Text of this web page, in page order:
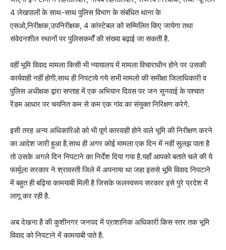
4 लेखपालों के साथ-साथ पुलिस विभाग के संबंधित थाना के
एसओ,निरीक्षक,उपनिरीक्षक, 4 कांस्टेबल को सम्मिलित किए जायेगा तथा
संवेदनशील स्थानों पर पुलिसकर्मों की संख्या बढ़ाई जा सकती है.
वहीं भूमि विवाद मामला किसी भी न्यायालय में मामला विचाराधीन होने पर उसकी
कार्यवाही नहीं होगी.साथ ही निपटाये गये सभी मामलो की समीक्षा जिलाधिकारी व
पुलिस अधीक्षक द्वारा सप्ताह में एक अभियान दिवस पर जन सुनवाई के पश्चात
रेंडम आधार पर चयनित कम से कम एक गांव का संयुक्त निरिक्षण करेगे.
इसी तरह अन्य अधिकारिओ को भी पूर्ण कारवाही होने वाले भूमि की निरीक्षण करने
का आदेश जारी हुआ है.साथ ही अगर कोई मामला एक दिन में नहीं सुलझ पाता है
तो उसके अगले दिन निपटाने का निर्देश दिया गया है.यहाँ आपको बताते चले की ये
फार्मूला सरकार ने श्रावस्ती जिले में अपनाया था जहा इससे भूमि विवाद निपटाने
में बहुत ही बढ़िया कामयाबी मिली है जिसके फलस्वरूप सरकार इसे पुरे प्रदेश में
लागू कर रही है.
अब देखना है की कुशीनगर जनपद में प्राशानिक अधिकारी किस स्तर तक भूमि
विवाद को निपटाने में कामयाबी पाते है.